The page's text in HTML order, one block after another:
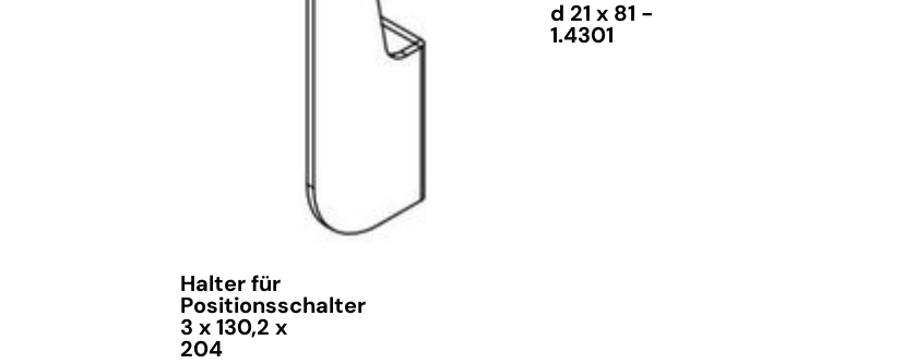
Halter für
Positionsschalter
3 x 130,2 x
204
d 21 x 81 -
1.4301